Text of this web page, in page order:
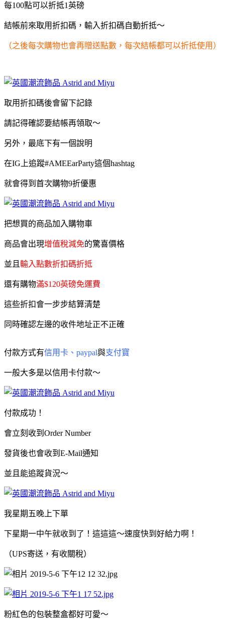
每100點可以折抵1英磅
結帳前來取用折扣碼， 輸入折扣碼自動折抵～
（之後每次購物也會再贈送點數，每次結帳都可以折抵使用）
取用折扣碼後會留下記錄
請記得確認要結帳再領取～
另外，最底下有一個說明
在IG上追蹤#AMEEarParty這個hashtag
就會得到首次購物9折優惠
把想買的商品加入購物車
商品會出現增值稅減免的驚喜價格
並且 輸入點數折扣碼折抵
還有購物滿$120英磅免運費
這些折扣會一步步結算清楚
同時確認左邊的收件地址正不正確
付款方式有信用卡、paypal與支付寶
一般大多是以信用卡付款～
付款成功！
會立刻收到Order Number
發貨後也會收到E-Mail通知
並且能追蹤貨況～
我星期五晚上下單
下星期一中午就收到了！這這這～速度快到好給力啊！
（UPS寄送，有收關稅）
粉紅色的包裝整盒都好可愛～